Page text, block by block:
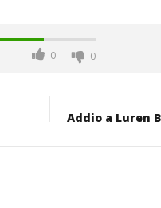
0 0
Addio a Luren